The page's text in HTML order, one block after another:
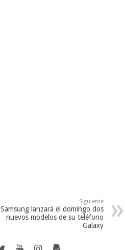
Siguiente
Samsung lanzará el domingo dos
nuevos modelos de su teléfono
Galaxy